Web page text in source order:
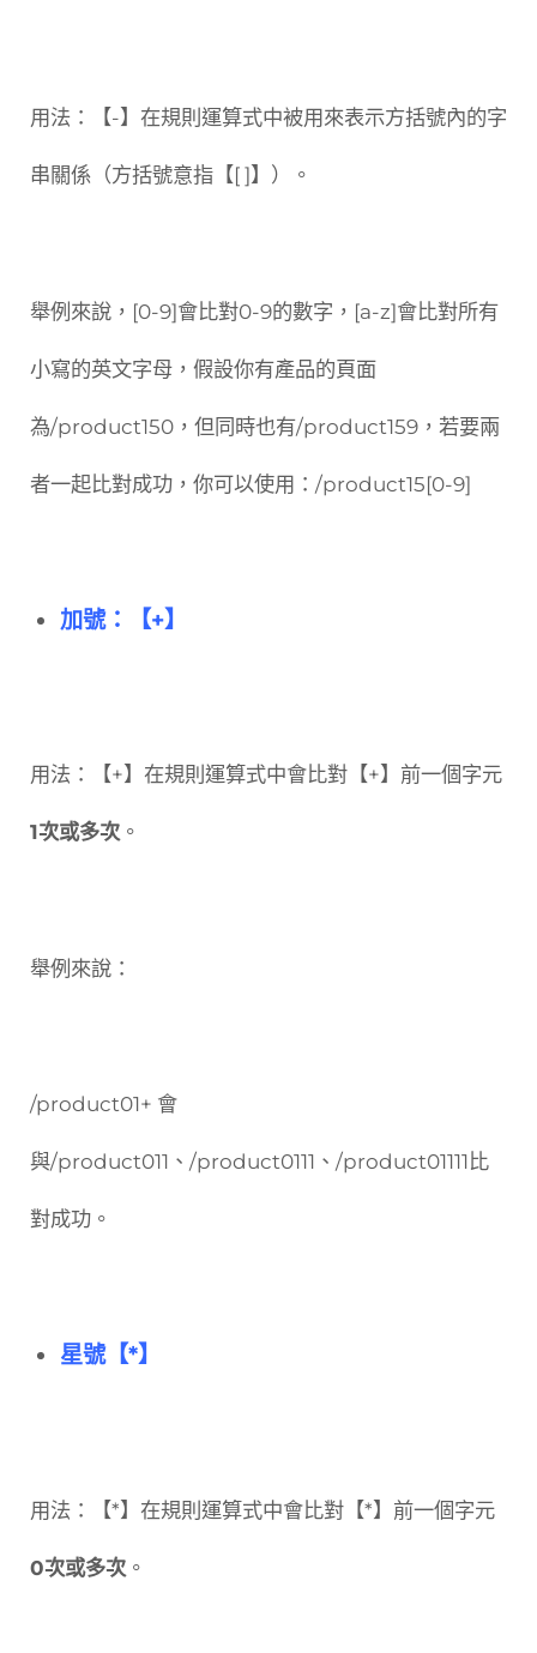
用法：【-】在規則運算式中被用來表示方括號內的字
串關係（方括號意指【[ ]】）。
舉例來說，[0-9]會比對0-9的數字，[a-z]會比對所有
小寫的英文字母，假設你有產品的頁面
為/product150，但同時也有/product159，若要兩
者一起比對成功，你可以使用：/product15[0-9]
加號：【+】
用法：【+】在規則運算式中會比對【+】前一個字元
1次或多次 。
舉例來說：
/product01+ 會
與/product011、/product0111、/product01111比
對成功。
星號【*】
用法：【*】在規則運算式中會比對【*】前一個字元
0次或多次 。